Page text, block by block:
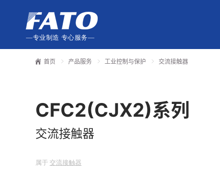
—专业制造 专心服务—
首页 产品服务 工业控制与保护 交流接触器
CFC2(CJX2)系列
交流接触器
属于 交流接触器